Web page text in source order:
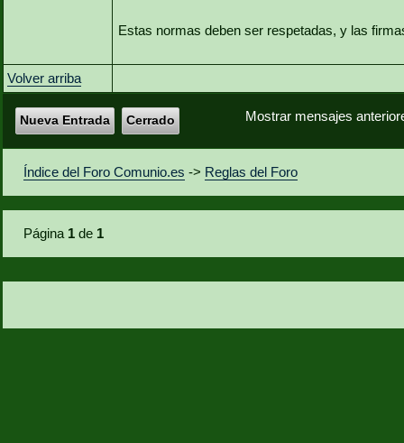
Estas normas deben ser respetadas, y las
Volver arriba
Mostrar mensajes
Nueva Entrada Cerrado
Índice del Foro Comunio.es -> Reglas del Foro
Página 1 de 1